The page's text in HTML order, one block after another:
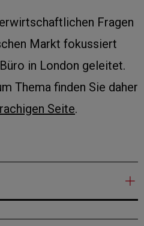
Fragen
Markt fokussiert
in London geleitet.
Thema finden Sie daher
Seite.